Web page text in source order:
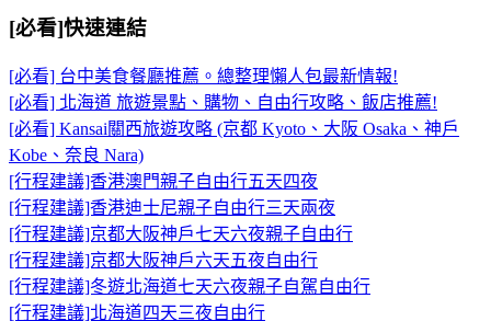
[必看]快速連結
[必看] 台中美食餐廳推薦。總整理懶人包最新情報!
[必看] 北海道 旅遊景點、購物、自由行攻略、飯店推薦!
[必看] Kansai關西旅遊攻略 (京都 Kyoto、大阪 Osaka、神戶
Kobe、奈良 Nara)
[行程建議]香港澳門親子自由行五天四夜
[行程建議]香港迪士尼親子自由行三天兩夜
[行程建議]京都大阪神戶七天六夜親子自由行
[行程建議]京都大阪神戶六天五夜自由行
[行程建議]冬遊北海道七天六夜親子自駕自由行
[行程建議]北海道四天三夜自由行